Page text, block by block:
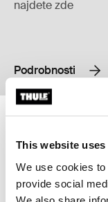
This website
We use cookies
provide social
najdete zde
Podrobnosti
Thule Yepp mini
Thule Yepp mini
padding 2
polstrování řídítek